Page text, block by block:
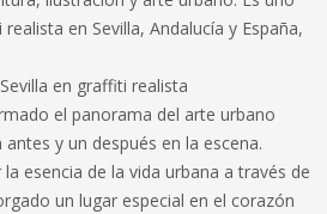
en Sevilla, Andalucía y España,
en graffiti realista
el panorama del arte urbano
y un después en la escena.
esencia de la vida urbana a través de
un lugar especial en el corazón